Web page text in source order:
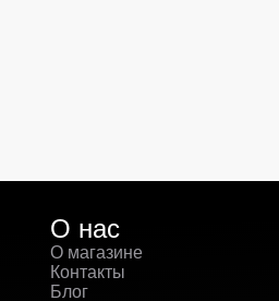
О нас
О магазине
Контакты
Блог